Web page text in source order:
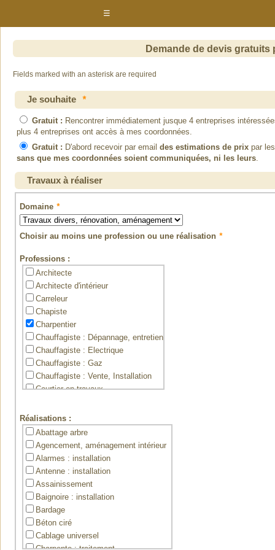
☰
Demande de devis gratuits
Fields marked with an asterisk are required
Je souhaite *
Gratuit : Rencontrer immédiatement jusque 4 entreprises
plus 4 entreprises ont accès à mes coordonnées.
Gratuit : D'abord recevoir par email des estimations de prix par
sans que mes coordonnées soient communiquées, ni les leurs.
Travaux à réaliser
Domaine *
Choisir au moins une profession ou une réalisation *
Professions :
Architecte
Architecte d'intérieur
Carreleur
Chapiste
Charpentier
Chauffagiste : Dépannage, entretien
Chauffagiste : Electrique
Chauffagiste : Gaz
Chauffagiste : Vente, Installation
Courtier en travaux
Dessinateur, projeteur du bâtiment
Décorateur(ice)
Electricien
Entreprises générales de bâtiment
Expert pathologie du batiment
Géomètre
Jardinier
Jointeur
Maçon (gros oeuvre)
Maçon (second oeuvre)
Maîtrise d'oeuvre
Réalisations :
Abattage arbre
Agencement, aménagement intérieur
Alarmes : installation
Antenne : installation
Assainissement
Baignoire : installation
Bardage
Béton ciré
Cablage universel